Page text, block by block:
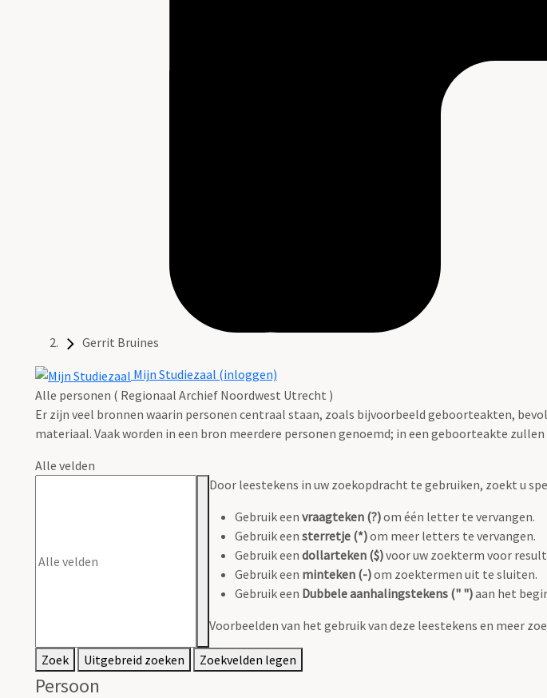
Gerrit Bruines
Mijn Studiezaal (inloggen)
Alle personen ( Regionaal Archief Noordwest Utrecht )
Er zijn veel bronnen waarin personen centraal staan, zoals bijvoorbeeld geboorteakten,
materiaal. Vaak worden in een bron meerdere personen genoemd; in een geboorteakte
Alle velden
Door leestekens in uw zoekopdracht te gebruiken, zoekt u
Gebruik een vraagteken (?)om één letter te vervangen.
Gebruik een sterretje (*)om meer letters te vervangen.
Gebruik een dollarteken ($)voor uw zoekterm voor
Gebruik een minteken (-)om zoektermen uit te sluiten.
Gebruik een Dubbele aanhalingstekens (" ")aan het
Voorbeelden van het gebruik van deze leestekens en meer
Zoek Uitgebreid zoeken Zoekvelden legen
Persoon